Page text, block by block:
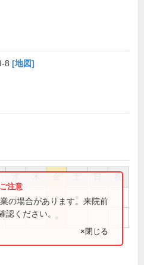
8 [地図]
祝
● ● ●
●
の場合があります。来院前
認ください。
×閉じる